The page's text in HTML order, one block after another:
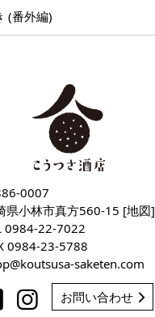
(番外編)
0007
県小林市真方560-15 [地図]
0984-22-7022
0984-23-5788
koutsusa-saketen com
お問い合わせ